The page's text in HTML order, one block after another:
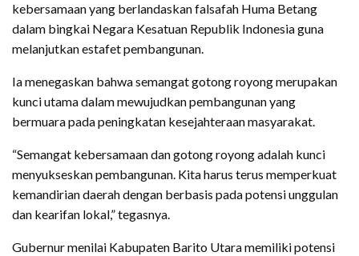
kebersamaan yang berlandaskan falsafah Huma Betang
dalam bingkai Negara Kesatuan Republik Indonesia guna
melanjutkan estafet pembangunan.
Ia menegaskan bahwa semangat gotong royong merupakan
kunci utama dalam mewujudkan pembangunan yang
bermuara pada peningkatan kesejahteraan masyarakat.
“Semangat kebersamaan dan gotong royong adalah kunci
menyukseskan pembangunan. Kita harus terus memperkuat
kemandirian daerah dengan berbasis pada potensi unggulan
dan kearifan lokal,” tegasnya.
Gubernur menilai Kabupaten Barito Utara memiliki potensi